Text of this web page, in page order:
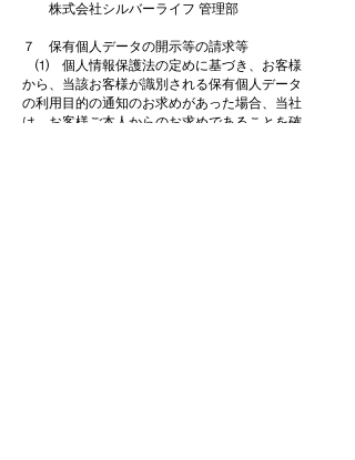
株式会社シルバーライフ 管理部
７ 保有個人データの開示等の請求等
⑴ 個人情報保護法の定めに基づき、お客様
から、当該お客様が識別される保有個人データ
の利用目的の通知のお求めがあった場合、当社
は、お客様ご本人からのお求めであることを確